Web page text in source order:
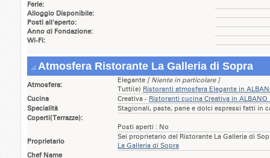
Ferie:
Alloggio Disponibile:
Posti all'aperto:
Anno di Fondazione:
Wi-Fi:
Atmosfera Ristorante La Galleria di Sopra
Atmosfera:
Elegante [ Niente in particolare ]
Tutti(e) Ristoranti atmosfera Elegante in
Cucina
Creativa - Ristoranti cucina Creativa in ALBANO
Specialità
Stagionali, paste, pane e dolci espressi fatti in
Coperti(Terrazze):
Posti aperti : No
Proprietario
Sei proprietario del Ristorante La Galleria di
La Galleria di Sopra
Chef Name